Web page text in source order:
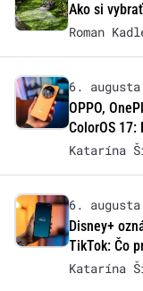
Ako si
Roman
6. augusta
OPPO,
ColorOS
Katarína
6. augusta
Disney+
TikTok: Čo
Katarína